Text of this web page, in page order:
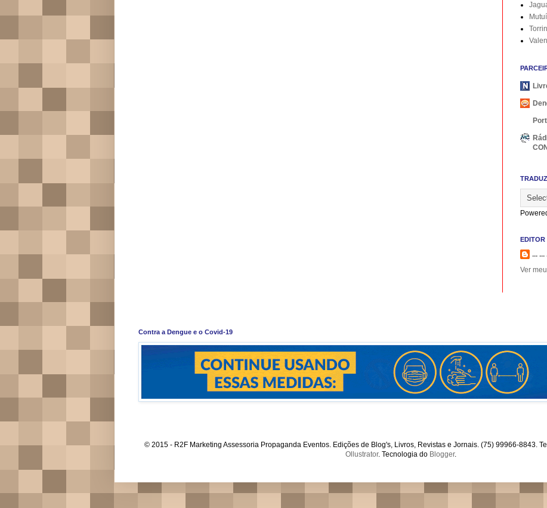
EDITOR
... ...
Ver
Contra a Dengue e o Covid-19
© 2015 - R2F Marketing Assessoria Propaganda Eventos. Edições de Blog's, Livros, Revistas e Jornais. (75) 99966-8843.
Ollustrator. Tecnologia do Blogger.